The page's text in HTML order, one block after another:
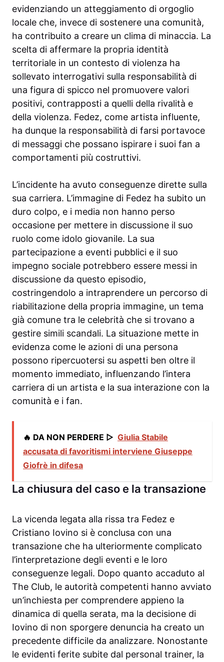
evidenziando un atteggiamento di orgoglio
locale che, invece di sostenere una comunità,
ha contribuito a creare un clima di minaccia. La
scelta di affermare la propria identità
territoriale in un contesto di violenza ha
sollevato interrogativi sulla responsabilità di
una figura di spicco nel promuovere valori
positivi, contrapposti a quelli della rivalità e
della violenza. Fedez, come artista influente,
ha dunque la responsabilità di farsi portavoce
di messaggi che possano ispirare i suoi fan a
comportamenti più costruttivi.
L’incidente ha avuto conseguenze dirette sulla
sua carriera. L’immagine di Fedez ha subito un
duro colpo, e i media non hanno perso
occasione per mettere in discussione il suo
ruolo come idolo giovanile. La sua
partecipazione a eventi pubblici e il suo
impegno sociale potrebbero essere messi in
discussione da questo episodio,
costringendolo a intraprendere un percorso di
riabilitazione della propria immagine, un tema
già comune tra le celebrità che si trovano a
gestire simili scandali. La situazione mette in
evidenza come le azioni di una persona
possono ripercuotersi su aspetti ben oltre il
momento immediato, influenzando l’intera
carriera di un artista e la sua interazione con la
comunità e i fan.
🔥 DA NON PERDERE ▷ Giulia Stabile
accusata di favoritismi interviene Giuseppe
Giofrè in difesa
La chiusura del caso e la transazione
La vicenda legata alla rissa tra Fedez e
Cristiano Iovino si è conclusa con una
transazione che ha ulteriormente complicato
l’interpretazione degli eventi e le loro
conseguenze legali. Dopo quanto accaduto al
The Club, le autorità competenti hanno avviato
un’inchiesta per comprendere appieno la
dinamica di quella serata, ma la decisione di
Iovino di non sporgere denuncia ha creato un
precedente difficile da analizzare. Nonostante
le evidenti ferite subite dal personal trainer, la